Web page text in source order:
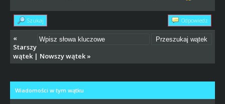
Szukaj Odpowiedz
«
Starszy
wątek| Nowszy wątek»
Wiadomości w tym wątku